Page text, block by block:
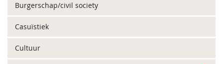
Burgerschap/civil society
Casuïstiek
Cultuur